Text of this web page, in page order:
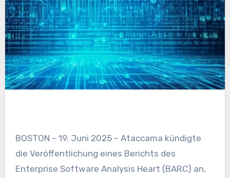
BOSTON – 19. Juni 2025 – Ataccama kündigte
die Veröffentlichung eines Berichts des
Enterprise Software Analysis Heart (BARC) an,